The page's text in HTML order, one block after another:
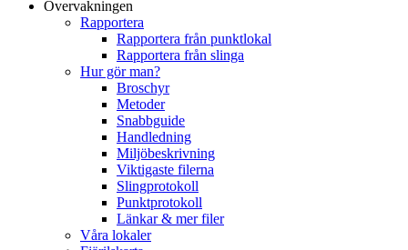
Övervakningen
Rapportera
Rapportera från punktlokal
Rapportera från slinga
Hur gör man?
Broschyr
Metoder
Snabbguide
Handledning
Miljöbeskrivning
Viktigaste filerna
Slingprotokoll
Punktprotokoll
Länkar & mer filer
Våra lokaler